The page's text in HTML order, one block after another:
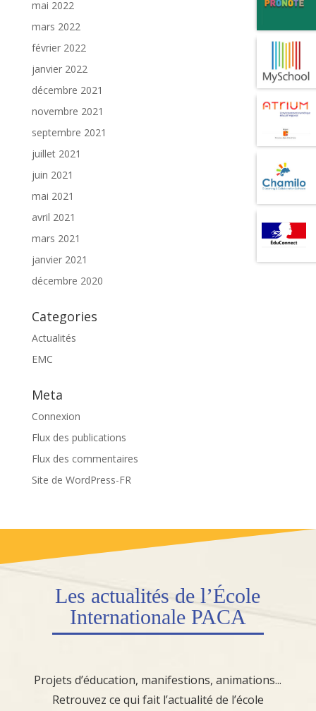
mai 2022
mars 2022
février 2022
janvier 2022
décembre 2021
novembre 2021
septembre 2021
juillet 2021
juin 2021
mai 2021
avril 2021
mars 2021
janvier 2021
décembre 2020
Categories
Actualités
EMC
Meta
Connexion
Flux des publications
Flux des commentaires
Site de WordPress-FR
Les actualités de l’École
Internationale PACA
Projets d’éducation, manifestions, animations...
Retrouvez ce qui fait l’actualité de l’école